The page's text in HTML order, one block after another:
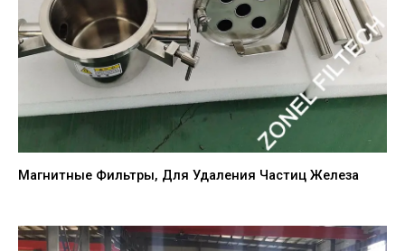
Магнитные Фильтры, Для Удаления Частиц Железа